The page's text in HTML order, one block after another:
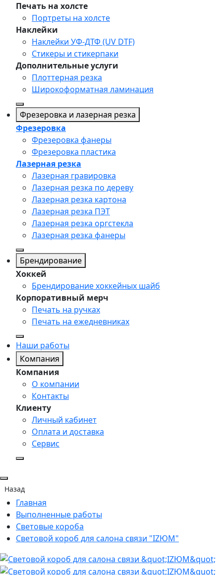
Печать на холсте
Портреты на холсте
Наклейки
Наклейки УФ-ДТФ (UV DTF)
Стикеры и стикерпаки
Дополнительные услуги
Плоттерная резка
Широкоформатная ламинация
Фрезеровка и лазерная резка
Фрезеровка
Фрезеровка фанеры
Фрезеровка пластика
Лазерная резка
Лазерная гравировка
Лазерная резка по дереву
Лазерная резка картона
Лазерная резка ПЭТ
Лазерная резка оргстекла
Лазерная резка фанеры
Брендирование
Хоккей
Брендирование хоккейных шайб
Корпоративный мерч
Печать на ручках
Печать на ежедневниках
Наши работы
Компания
Компания
О компании
Контакты
Клиенту
Личный кабинет
Оплата и доставка
Сервис
Назад
Главная
Выполненные работы
Световые короба
Световой короб для салона связи "IZЮМ"